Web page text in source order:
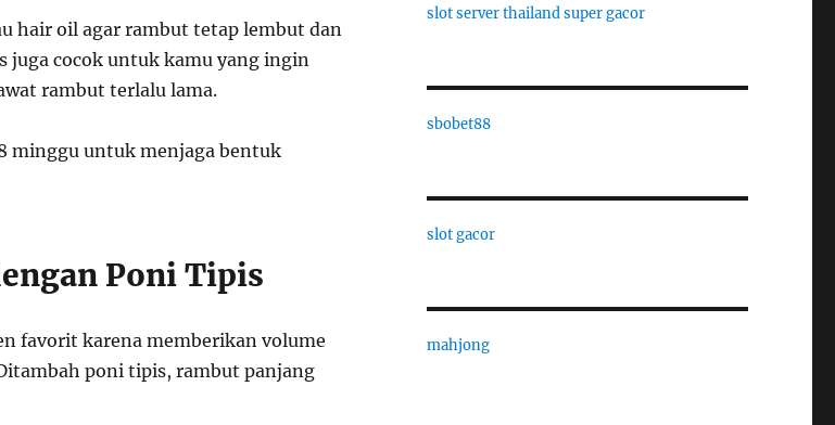
hair oil agar rambut tetap lembut dan
juga cocok untuk kamu yang ingin
rambut terlalu lama.
minggu untuk menjaga bentuk
Poni Tipis
favorit karena memberikan volume
poni tipis, rambut panjang
slot server thailand super gacor
sbobet88
slot gacor
mahjong